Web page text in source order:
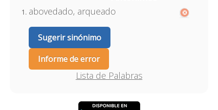
abovedado, arqueado
Sugerir sinónimo
Informe de error
Lista de Palabras